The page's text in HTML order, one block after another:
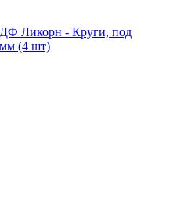
Ликорн - Круги, под
(4 шт)